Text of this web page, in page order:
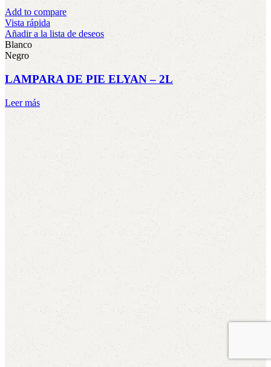
Add to compare
Vista rápida
Añadir a la lista de deseos
Blanco
Negro
LAMPARA DE PIE ELYAN – 2L
Leer más